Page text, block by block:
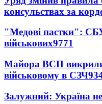
консульствах за
"Медові пастки":
військових9771
Майора ВСП
військовому в СЗЧ
Залужний: Україна